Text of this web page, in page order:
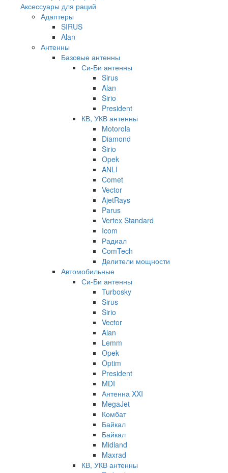
Аксессуары для раций
Адаптеры
SIRUS
Alan
Антенны
Базовые антенны
Си-Би антенны
Sirus
Alan
Sirio
President
КВ, УКВ антенны
Motorola
Diamond
Sirio
Opek
ANLI
Comet
Vector
AjetRays
Parus
Vertex Standard
Icom
Радиал
ComTech
Делители мощности
Автомобильные
Си-Би антенны
Turbosky
Sirus
Sirio
Vector
Alan
Lemm
Opek
Optim
President
MDI
Антенна XXI
MegaJet
Комбат
Байкал
Байкал
Midland
Maxrad
КВ, УКВ антенны